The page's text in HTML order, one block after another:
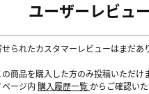
ユーザーレビュー
られたカスタマーレビューはまだあ
の商品を購入した方のみ投稿いただけ
ージ内 購入履歴一覧 からご確認いた